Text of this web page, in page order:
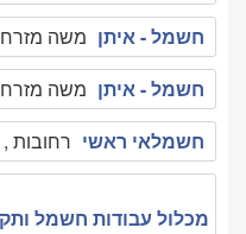
חשמל - איתן משה מזרחי 10 רחובות ,
חשמל - איתן משה מזרחי 10 רחובות ,
חשמלאי ראשי רחובות , 0543163662
מכלול עבודות חשמל